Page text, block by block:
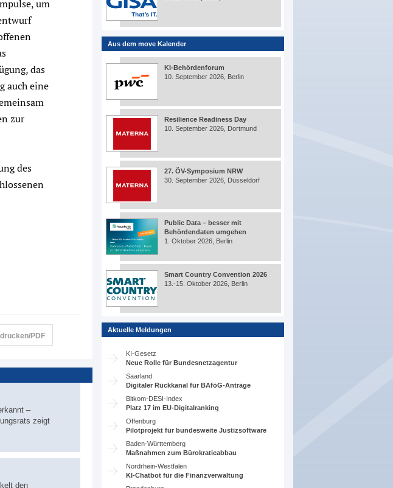
um
das
auch eine
zur
des
drucken/PDF
–
zeigt
den
Aus dem move Kalender
KI-Behördenforum
10. September 2026, Berlin
Resilience Readiness Day
10. September 2026, Dortmund
27. ÖV-Symposium NRW
30. September 2026, Düsseldorf
Public Data – besser mit
Behördendaten umgehen
1. Oktober 2026, Berlin
Smart Country Convention 2026
13.-15. Oktober 2026, Berlin
Aktuelle Meldungen
KI-Gesetz
Neue Rolle für Bundesnetzagentur
Saarland
Digitaler Rückkanal für BAföG-Anträge
Bitkom-DESI-Index
Platz 17 im EU-Digitalranking
Offenburg
Pilotprojekt für bundesweite Justizsoftware
Baden-Württemberg
Maßnahmen zum Bürokratieabbau
Nordrhein-Westfalen
KI-Chatbot für die Finanzverwaltung